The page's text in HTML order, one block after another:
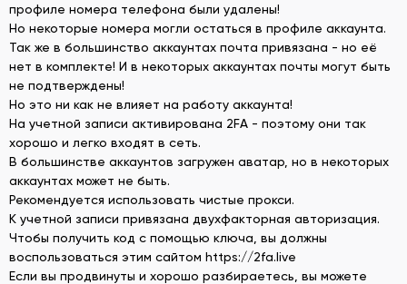
профиле номера телефона были удалены!
Но некоторые номера могли остаться в профиле аккаунта.
Так же в большинство аккаунтах почта привязана - но её
нет в комплекте! И в некоторых аккаунтах почты могут быть
не подтверждены!
Но это ни как не влияет на работу аккаунта!
На учетной записи активирована 2FA - поэтому они так
хорошо и легко входят в сеть.
В большинстве аккаунтов загружен аватар, но в некоторых
аккаунтах может не быть.
Рекомендуется использовать чистые прокси.
К учетной записи привязана двухфакторная авторизация.
Чтобы получить код с помощью ключа, вы должны
воспользоваться этим сайтом https://2fa.live
Если вы продвинуты и хорошо разбираетесь, вы можете